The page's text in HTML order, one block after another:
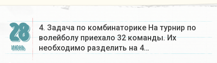
28
ИЮНЬ
4. Задача по комбинаторике На турнир по
волейболу приехало 32 команды. Их
необходимо разделить на 4…